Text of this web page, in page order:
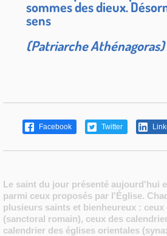
sommes des dieux.
sens
(Patriarche Athénagoras)
Facebook Twitter
Le saint du jour présenté aujourd'hui
parmi ceux proposés par l'Église.
plusieurs saints et bienheureux :
(sanctoral romain), ceux des
calendrier des églises orientales